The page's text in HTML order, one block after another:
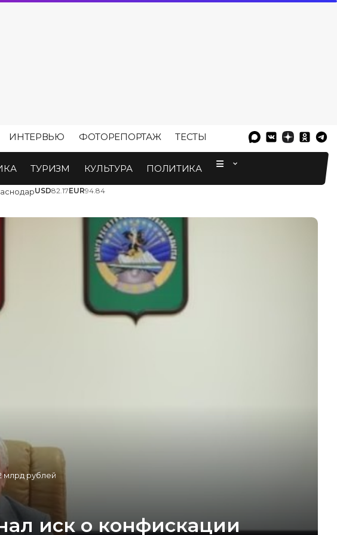
ИНТЕРВЬЮ ФОТОРЕПОРТАЖ ТЕСТЫ
ТУРИЗМ КУЛЬТУРА ПОЛИТИКА
USD82.17EUR94.84
млрд рублей
иск о конфискации